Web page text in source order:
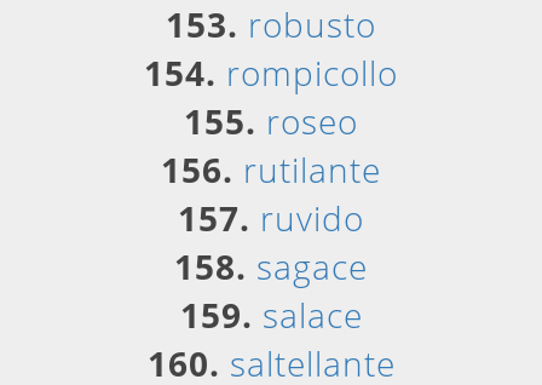
153. robusto
154. rompicollo
155. roseo
156. rutilante
157. ruvido
158. sagace
159. salace
160. saltellante